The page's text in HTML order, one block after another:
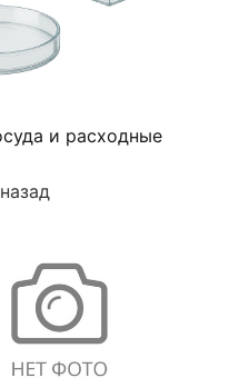
и расходные